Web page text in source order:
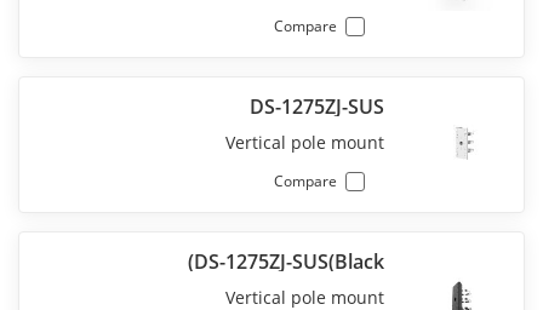
Compare
DS-1275ZJ-SUS
Vertical pole mount
Compare
DS-1275ZJ-SUS(Black)
Vertical pole mount